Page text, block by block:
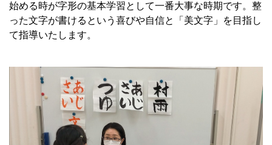
始める時が字形の基本学習として一番大事な時期です。整
った文字が書けるという喜びや自信と「美文字」を目指し
て指導いたします。